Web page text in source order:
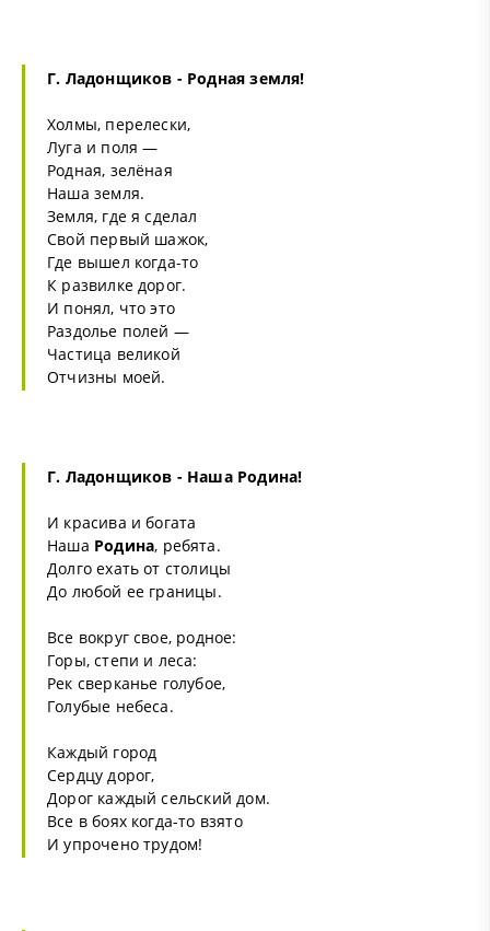
Г. Ладонщиков - Родная земля!
Холмы, перелески,
Луга и поля —
Родная, зелёная
Наша земля.
Земля, где я сделал
Свой первый шажок,
Где вышел когда-то
К развилке дорог.
И понял, что это
Раздолье полей —
Частица великой
Отчизны моей.
Г. Ладонщиков - Наша Родина!
И красива и богата
Наша Родина, ребята.
Долго ехать от столицы
До любой ее границы.
Все вокруг свое, родное:
Горы, степи и леса:
Рек сверканье голубое,
Голубые небеса.
Каждый город
Сердцу дорог,
Дорог каждый сельский дом.
Все в боях когда-то взято
И упрочено трудом!